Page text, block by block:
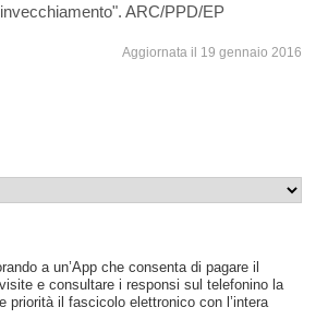
a un’App che consenta di pagare il
e consultare i responsi sul telefonino la
priorità il fascicolo elettronico con l’intera
ARC/PPD/EP
Aggiornata il 19 gennaio 2016